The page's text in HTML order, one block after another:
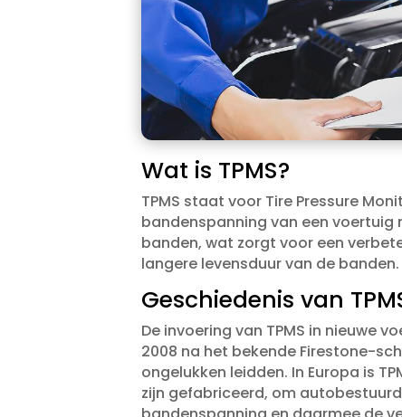
Wat is TPMS?
TPMS staat voor Tire Pressure
bandenspanning van een
banden, wat zorgt voor een
langere levensduur van de banden.​
Geschiedenis van
De invoering van TPMS in nieuwe
2008 na het bekende Firestone-
ongelukken leidden.​ In Europa is
zijn gefabriceerd, om